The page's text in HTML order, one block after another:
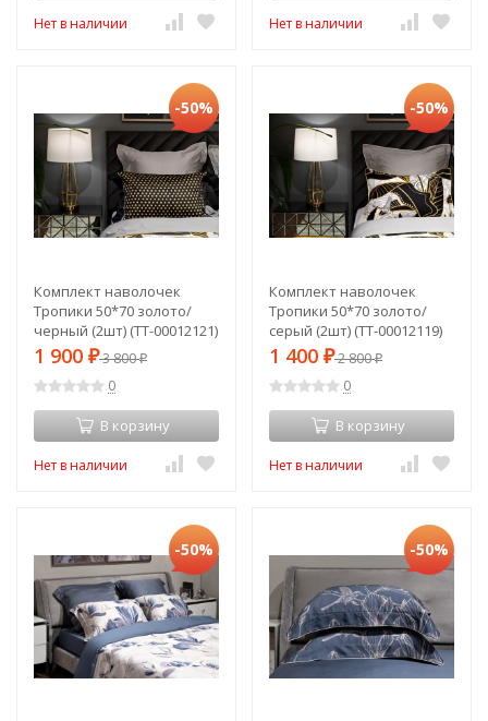
Нет в наличии Нет в наличии
-50%
Комплект наволочек
Тропики 50*70 золото/
черный (2шт) (TT-00012121)
1 900 ₽3 800₽
0
В корзину
Нет в наличии
-50%
Комплект наволочек
Тропики 50*70 золото/
серый (2шт) (TT-00012119)
1 400 ₽2 800₽
0
В корзину
Нет в наличии
-50% -50%